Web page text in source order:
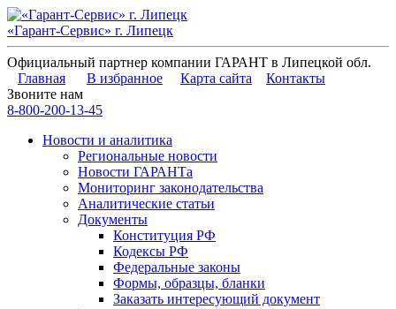
«Гарант-Сервис» г. Липецк
Официальный партнер компании ГАРАНТ в Липецкой обл.
Главная
В избранное Карта сайта
Контакты
Звоните нам
8-800-200-13-45
Новости и аналитика
Региональные новости
Новости ГАРАНТа
Мониторинг законодательства
Аналитические статьи
Документы
Конституция РФ
Кодексы РФ
Федеральные законы
Формы, образцы, бланки
Заказать интересующий документ